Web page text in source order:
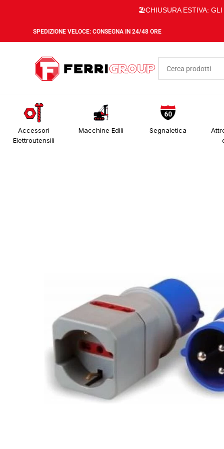
🏖️CHIUSURA ESTIVA: GLI
SPEDIZIONE VELOCE: CONSEGNA IN 24/48 ORE
Accessori
Elettroutensili
Macchine Edili Segnaletica